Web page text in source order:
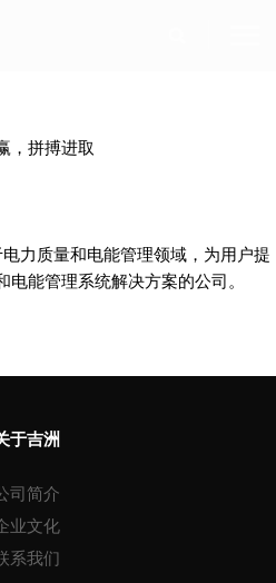
司简介
能测控
维服务
能源
作机会
，拼搏进取
力质量和电能管理领域，为用户提
能管理系统解决方案的公司。
于吉洲
司简介
业文化
系我们